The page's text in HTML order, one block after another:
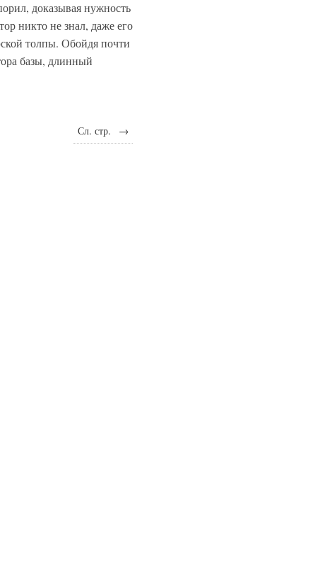
доказывая нужность
никто не знал, даже его
толпы. Обойдя почти
базы, длинный
Сл. стр. →